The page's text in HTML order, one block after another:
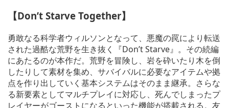
【Don’t Starve Together】
勇敢なる科学者ウィルソンとなって、悪魔の罠により転送
された過酷な荒野を生き抜く『Don’t Starve』。その続編
にあたるのが本作だ。荒野を冒険し、岩を砕いたり木を倒
したりして素材を集め、サバイバルに必要なアイテムや拠
点を作り出していく基本システムはそのまま継承。さらな
る新要素としてマルチプレイに対応し、死んでしまったプ
レイヤーがゴーストになるといった機能が搭載される。友